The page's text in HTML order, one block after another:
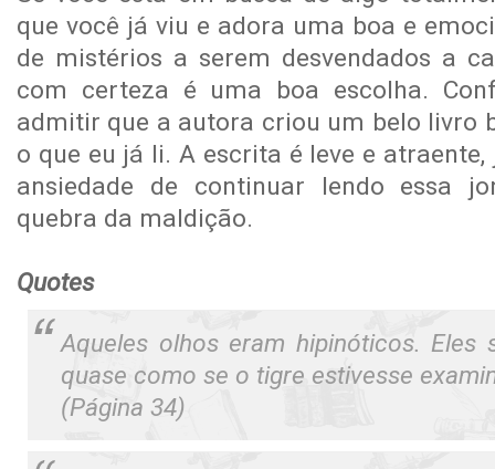
que você já viu e adora uma boa e
de mistérios a serem desvendados a
com certeza é uma boa escolha.
admitir que a autora criou um belo livro
o que eu já li. A escrita é leve e
ansiedade de continuar lendo essa
quebra da maldição.
Quotes
Aqueles olhos eram hipinóticos. Eles
quase como se o tigre estivesse
(Página 34)